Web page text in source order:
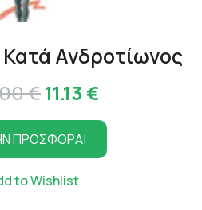
Ανδροτίωνος
€Original
price
was:
1,590.00 €.
11.13 €
τρέχουσα
τιμή
ΠΡΟΣΦΟΡΑ!
to Wishlist